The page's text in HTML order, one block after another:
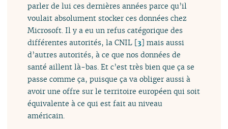
parler de lui ces dernières années parce qu’il
voulait absolument stocker ces données chez
Microsoft. Il y a eu un refus catégorique des
différentes autorités, la CNIL [3] mais aussi
d’autres autorités, à ce que nos données de
santé aillent là-bas. Et c’est très bien que ça se
passe comme ça, puisque ça va obliger aussi à
avoir une offre sur le territoire européen qui soit
équivalente à ce qui est fait au niveau
américain.